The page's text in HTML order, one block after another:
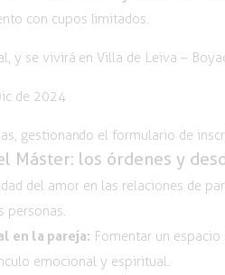
con cupos limitados.
y se vivirá en Villa de Leiva –
de 2024
gestionando el formulario de
Máster: los órdenes y
del amor en las relaciones de
personas.
en la pareja: Fomentar un
emocional y espiritual.